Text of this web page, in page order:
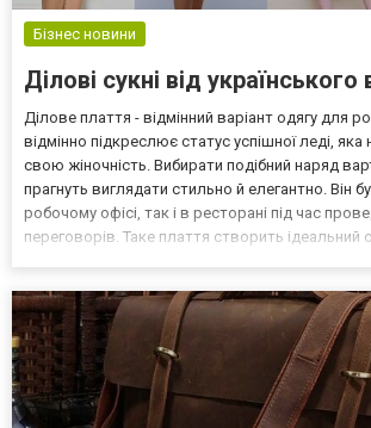
Бізнес новини
Ділові сукні від
Ділове плаття - відмінний варіант одягу для
відмінно підкреслює статус успішної леді, яка
свою жіночність. Вибирати подібний наряд
прагнуть виглядати стильно й елегантно. Він
робочому офісі, так і в ресторані під час
переговорів. Таке плаття створить ідеальний